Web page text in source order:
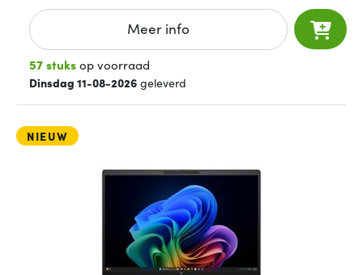
Meer info
57 stuksop voorraad
Dinsdag 11-08-2026 geleverd
NIEUW